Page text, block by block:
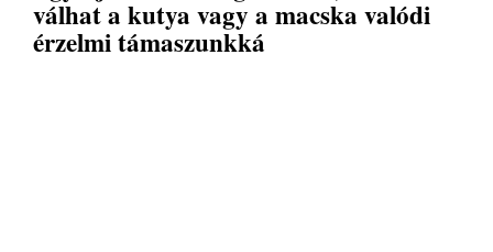
válhat a kutya vagy a macska valódi
érzelmi támaszunkká